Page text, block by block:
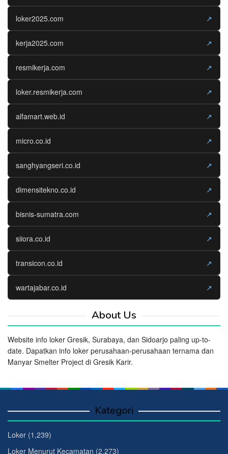
loker2025.com ↗
kerja2025.com ↗
resmikerja.com ↗
loker.resmikerja.com ↗
alfamart.web.id ↗
micro.co.id ↗
sanghyangseri.co.id ↗
dimensitekno.co.id ↗
bisnis-sumatra.com ↗
siiora.co.id ↗
transicon.co.id ↗
wartajabar.co.id ↗
About Us
Website info loker Gresik, Surabaya, dan Sidoarjo paling up-to-
date. Dapatkan info loker perusahaan-perusahaan ternama dan
Manyar Smelter Project di Gresik Karir.
Kategori
Loker (1,239)
Loker Menurut Kecamatan (2,273)